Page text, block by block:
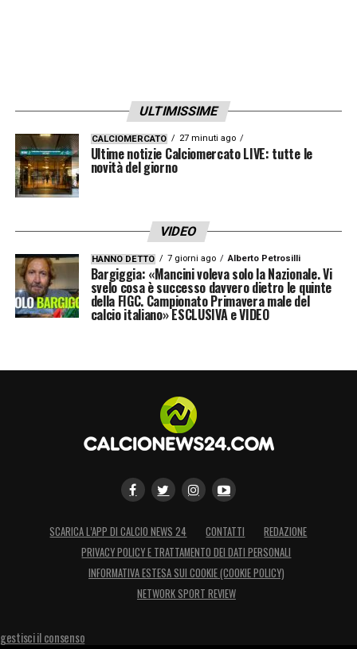
ULTIMISSIME
CALCIOMERCATO 27 minuti ago
Ultime notizie Calciomercato LIVE: tutte le
novità del giorno
VIDEO
HANNO DETTO 7 giorni ago Alberto Petrosilli
Bargiggia: «Mancini voleva solo la Nazionale. Vi
svelo cosa è successo davvero dietro le quinte
della FIGC. Campionato Primavera male del
calcio italiano» ESCLUSIVA e VIDEO
SCARICA L’APP DI CALCIO NEWS 24 CONTATTI
REDAZIONE
PRIVACY POLICY E TRATTAMENTO DEI DATI PERSONALI
INFORMATIVA ESTESA SUI COOKIE (COOKIE POLICY)
NETWORK SPORT REVIEW
gestisci il consenso